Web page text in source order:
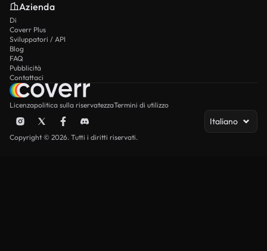
Azienda
Di
Coverr Plus
Sviluppatori / API
Blog
FAQ
Pubblicità
Contattaci
Licenzapolitica sulla riservatezzaTermini di utilizzo
Italiano
Copyright © 2026. Tutti i diritti riservati.